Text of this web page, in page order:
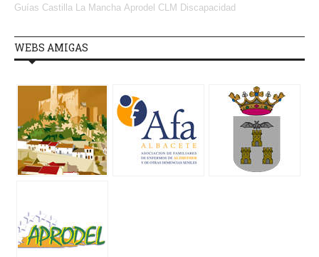
Guías Castilla La Mancha Aprodel CLM Discapacidad
WEBS AMIGAS